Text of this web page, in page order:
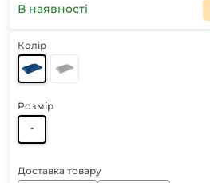
В наявності
Колір
Розмір
-
Доставка товару